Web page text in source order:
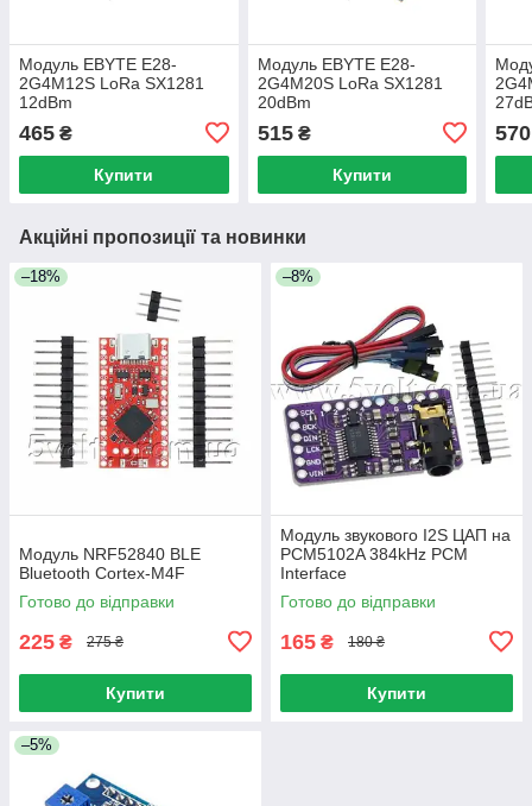
Модуль EBYTE E28-
2G4M12S LoRa SX1281
12dBm
465 ₴
Купити
Модуль EBYTE E28-
2G4M20S LoRa SX1281
20dBm
515₴
Купити
570
Акційні пропозиції та новинки
–18%
Модуль NRF52840 BLE
Bluetooth Cortex-M4F
Готово до відправки
225 ₴ 275 ₴
Купити
–8%
Модуль звукового I2S ЦАП на
PCM5102A 384kHz PCM
Interface
Готово до відправки
165 ₴ 180 ₴
Купити
–5%